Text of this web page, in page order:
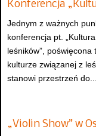
Konferencja
Jednym z ważnych
konferencja pt.
leśników”, poświęcona
kulturze związanej z
stanowi przestrzeń do...
„Violin Show” w